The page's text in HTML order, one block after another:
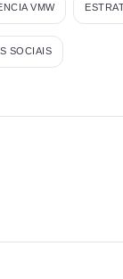
VMW
SOCIAIS